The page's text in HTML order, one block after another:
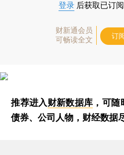
登录 后获取已订
财新通会员
可畅读全文
订
推荐进入财新数据库 ，可
债券、公司人物，财经数据